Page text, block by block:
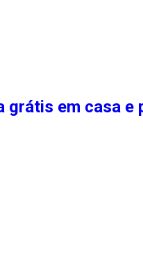
em casa e